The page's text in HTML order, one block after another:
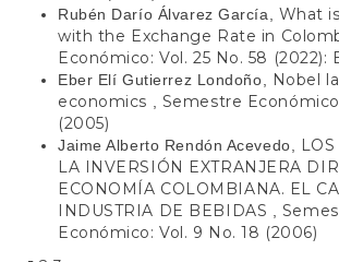
Rubén Darío Álvarez García, What
with the Exchange Rate in
Económico: Vol. 25 No. 58 (2022):
Eber Elí Gutierrez Londoño,
Nobel
economics
Semestre
(2005)
Jaime Alberto Rendón Acevedo,
LA INVERSIÓN EXTRANJERA
ECONOMÍA COLOMBIANA. EL
INDUSTRIA DE BEBIDAS
Económico: Vol. 9 No. 18 (2006)